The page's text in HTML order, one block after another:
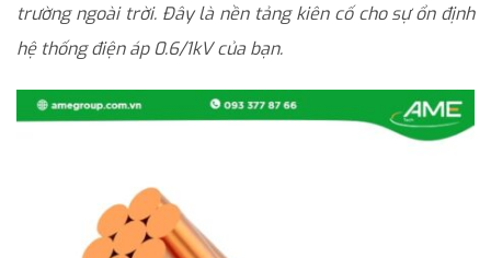
trường ngoài trời. Đây là nền tảng kiên cố cho sự ổn định
hệ thống điện áp 0.6/1kV của bạn.